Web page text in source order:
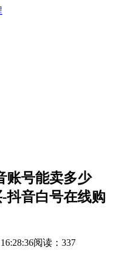
账号能卖多少
抖音白号在线购
阅读：337